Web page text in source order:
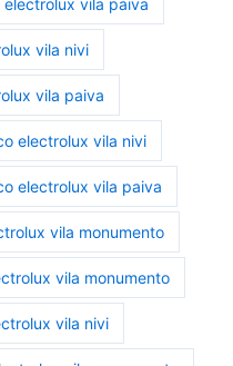
vila paiva
vila nivi
vila paiva
electrolux vila nivi
electrolux vila paiva
vila monumento
vila monumento
vila nivi